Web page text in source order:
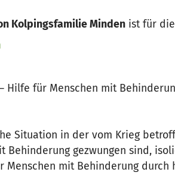
Kolpingsfamilie Mindenist für
Hilfe für Menschen mit
Situation in der vom Krieg
gezwungen sind,
mit Behinderung